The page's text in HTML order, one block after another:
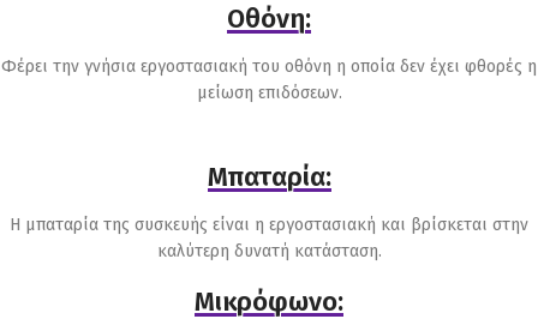
Οθόνη:
Φέρει την γνήσια εργοστασιακή του οθόνη η οποία δεν έχει φθορές η
μείωση επιδόσεων.
Μπαταρία:
Η μπαταρία της συσκευής είναι η εργοστασιακή και βρίσκεται στην
καλύτερη δυνατή κατάσταση.
Μικρόφωνο: